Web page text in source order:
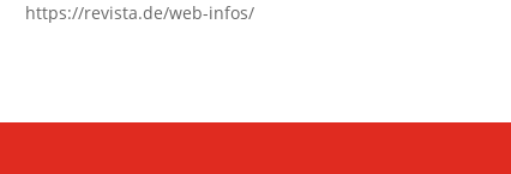
https://revista.de/web-infos/